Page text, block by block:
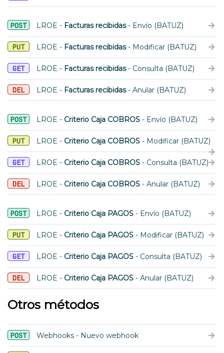
POST LROE - Facturas recibidas- Envío (BATUZ)
PUT LROE - Facturas recibidas- Modificar (BATUZ)
GET LROE - Facturas recibidas- Consulta (BATUZ)
DEL LROE - Facturas recibidas- Anular (BATUZ)
POST LROE - Criterio Caja COBROS - Envío (BATUZ)
PUT LROE - Criterio Caja COBROS - Modificar (BATUZ)
GET LROE - Criterio Caja COBROS - Consulta (BATUZ)
DEL LROE - Criterio Caja COBROS - Anular (BATUZ)
POST LROE - Criterio Caja PAGOS - Envío (BATUZ)
PUT LROE - Criterio Caja PAGOS - Modificar (BATUZ)
GET LROE - Criterio Caja PAGOS - Consulta (BATUZ)
DEL LROE - Criterio Caja PAGOS - Anular (BATUZ)
Otros métodos
POST Webhooks - Nuevo webhook